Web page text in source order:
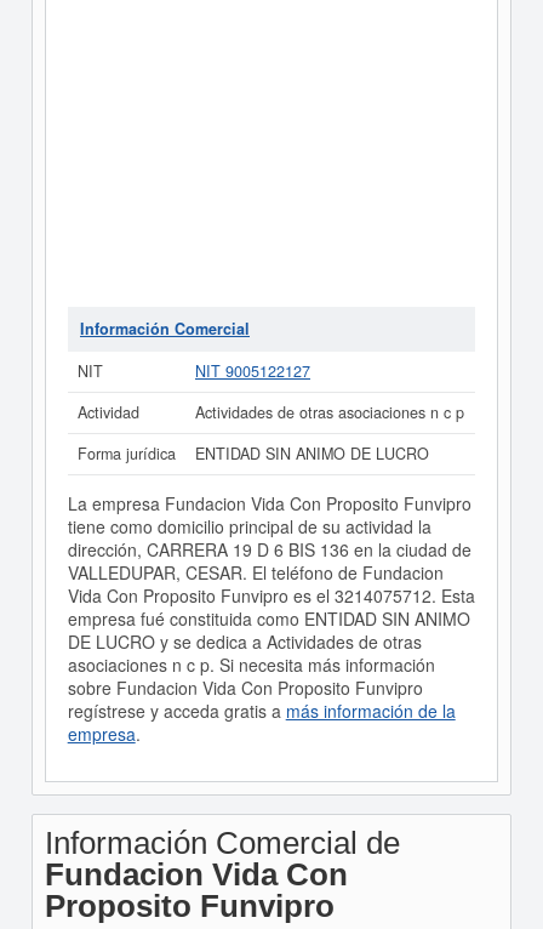
Información Comercial
NIT
NIT 9005122127
Actividad
Actividades de otras asociaciones n c p
Forma jurídica
ENTIDAD SIN ANIMO DE LUCRO
La empresa Fundacion Vida Con Proposito Funvipro
tiene como domicilio principal de su actividad la
dirección, CARRERA 19 D 6 BIS 136 en la ciudad de
VALLEDUPAR, CESAR. El teléfono de Fundacion
Vida Con Proposito Funvipro es el 3214075712. Esta
empresa fué constituida como ENTIDAD SIN ANIMO
DE LUCRO y se dedica a Actividades de otras
asociaciones n c p. Si necesita más información
sobre Fundacion Vida Con Proposito Funvipro
regístrese y acceda gratis a más información de la
empresa.
Información Comercial de
Fundacion Vida Con
Proposito Funvipro